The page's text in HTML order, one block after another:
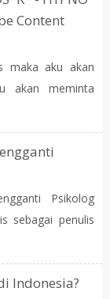
Content
maka aku akan
akan meminta
Psikolog
sebagai penulis
Indonesia?